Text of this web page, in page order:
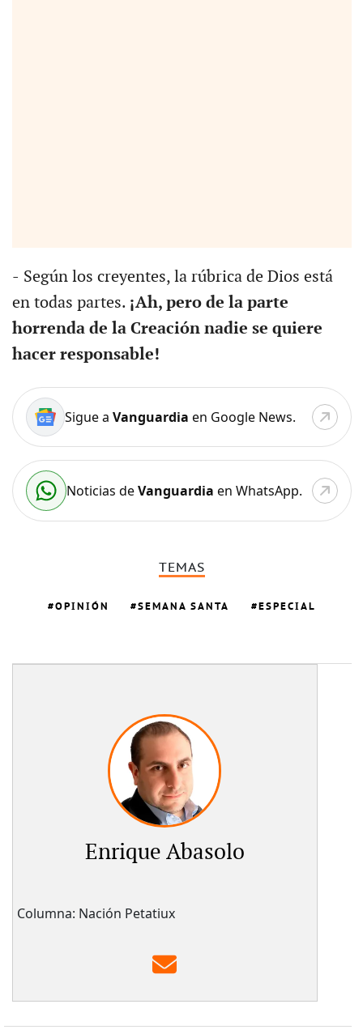
- Según los creyentes, la rúbrica de Dios está
en todas partes. ¡Ah, pero de la parte
horrenda de la Creación nadie se quiere
hacer responsable!
Sigue a Vanguardia en Google News.
Noticias deVanguardia en WhatsApp.
TEMAS
OPINIÓN SEMANA SANTA ESPECIAL
Enrique Abasolo
Columna: Nación Petatiux